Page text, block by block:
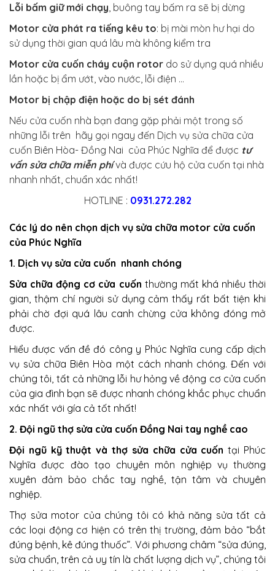
Lỗi bấm giữ mới chạy , buông tay bấm ra sẽ bị dừng
Motor cửa phát ra tiếng kêu to: bị mài mòn hư hại do
sử dụng thời gian quá lâu mà không kiểm tra
Motor cửa cuốn cháy cuộn rotor do sử dụng quá nhiều
lần hoặc bị ẩm ướt, vào nước, lỗi điện …
Motor bị chập điện hoặc do bị sét đánh
Nếu cửa cuốn nhà bạn đang gặp phải một trong số
những lỗi trên hãy gọi ngay đến Dịch vụ sửa chữa cửa
cuốn Biên Hòa- Đồng Nai của Phúc Nghĩa để được tư
vấn sửa chữa miễn phívà được cứu hộ cửa cuốn tại nhà
nhanh nhất, chuẩn xác nhất!
HOTLINE : 0931.272.282
Các lý do nên chọn dịch vụ sửa chữa motor cửa cuốn
của Phúc Nghĩa
1. Dịch vụ sửa cửa cuốn nhanh chóng
Sửa chữa động cơ cửa cuốn thường mất khá nhiều thời
gian, thậm chí người sử dụng cảm thấy rất bất tiện khi
phải chờ đợi quá lâu canh chừng cửa không đóng mở
được.
Hiểu được vấn đề đó công y Phúc Nghĩa cung cấp dịch
vụ sửa chữa Biên Hòa một cách nhanh chóng. Đến với
chúng tôi, tất cả những lỗi hư hỏng về động cơ cửa cuốn
của gia đình bạn sẽ được nhanh chóng khắc phục chuẩn
xác nhất với gía cả tốt nhất!
2. Đội ngũ thợ sửa cửa cuốn Đồng Nai tay nghề cao
Đội ngũ kỹ thuật và thợ sửa chữa cửa cuốn tại Phúc
Nghĩa được đào tạo chuyên môn nghiệp vụ thường
xuyên đảm bảo chắc tay nghề, tận tâm và chuyên
nghiệp.
Thợ sửa motor của chúng tôi có khả năng sửa tất cả
các loại động cơ hiện có trên thị trường, đảm bảo “bắt
đúng bệnh, kê đúng thuốc”. Với phương châm “sửa đúng,
sửa chuẩn, trên cả uy tín là chất lượng dịch vụ”, chúng tôi